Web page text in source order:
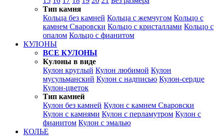
Тип камня
Кольца без камней Кольца с жемчугом Кольцо с
камнем Сваровски Кольцо с кристаллами Кольцо с
опалом Кольцо с фианитом
КУЛОНЫ
ВСЕ КУЛОНЫ
Кулоны в виде
Кулон круглый Кулон любимой Кулон
мусульманский Кулон с надписью Кулон-сердце
Кулон-цветок
Тип камней
Кулон без камней Кулон с камнем Сваровски
Кулон с камнями Кулон с перламутром Кулон с
фианитом Кулон с эмалью
КОЛЬЕ